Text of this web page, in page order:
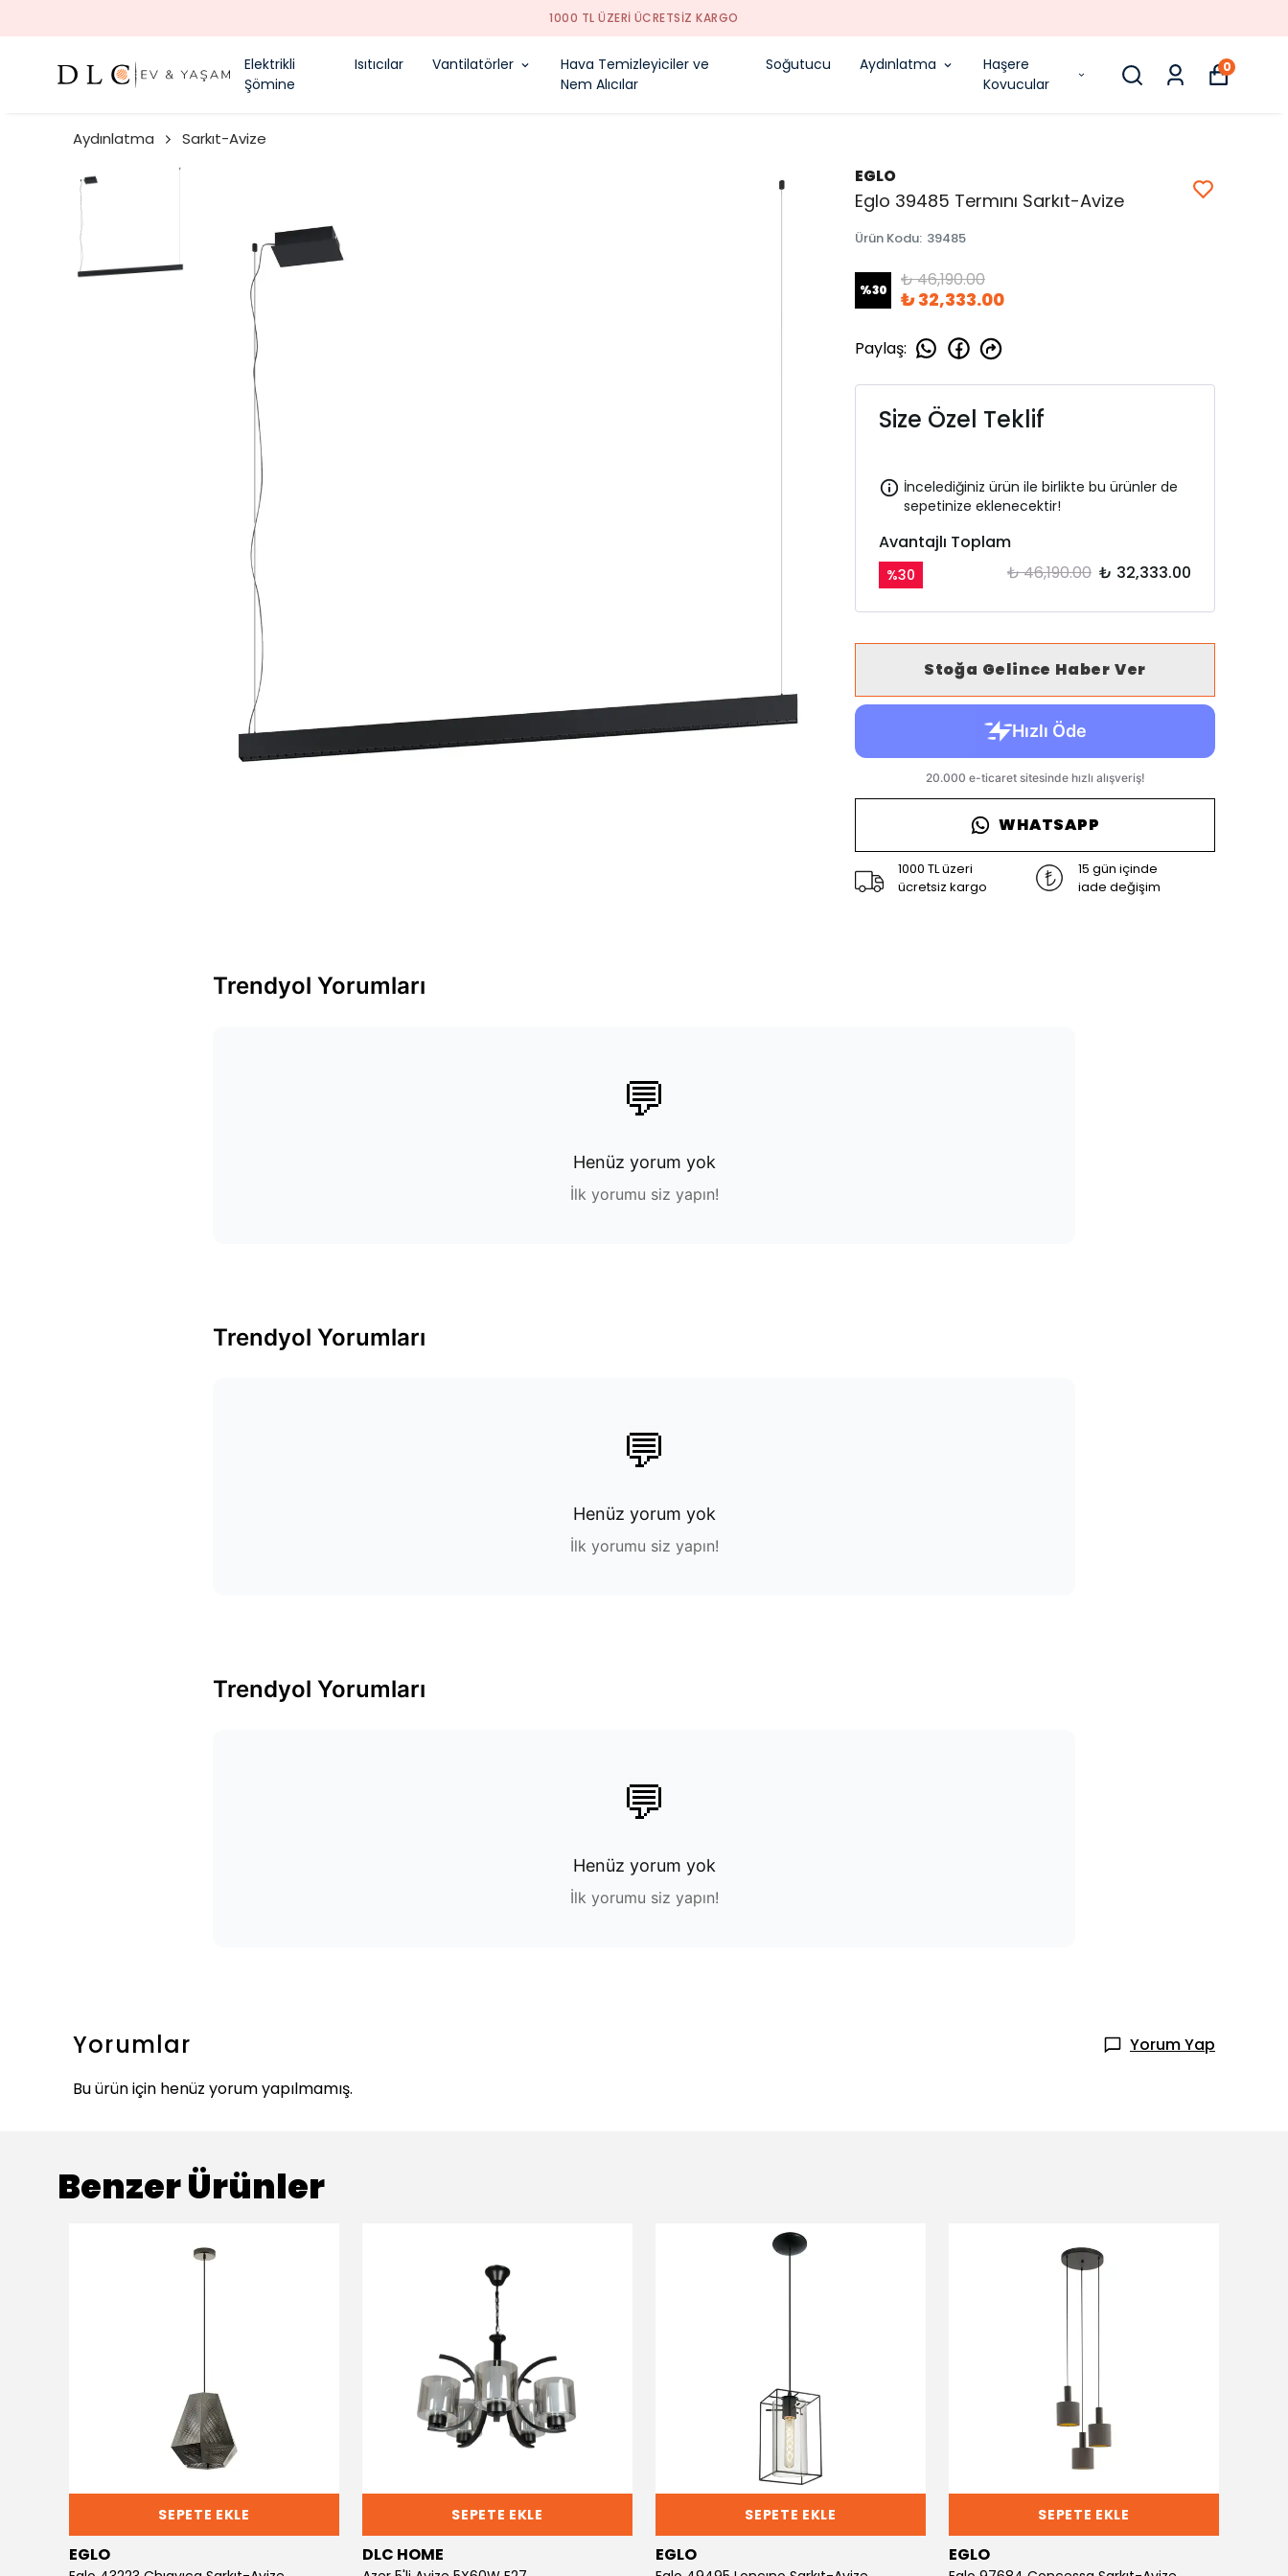
1000 TL ÜZERI ÜCRETSIZ KARGO
Elektrikli
Şömine
Isıtıcılar Vantilatörler
Hava Temizleyiciler ve
Nem Alıcılar
Soğutucu Aydınlatma
Haşere
Kovucular
0
Aydınlatma Sarkıt-Avize
EGLO
Eglo 39485 Termını Sarkıt-Avize
Ürün Kodu: 39485
%30 ₺ 46,190.00
₺ 32,333.00
Paylaş:
Size Özel Teklif
İncelediğiniz ürün ile birlikte bu ürünler de
sepetinize eklenecektir!
Avantajlı Toplam
%30 ₺ 46,190.00 ₺ 32,333.00
Stoğa Gelince Haber Ver
WHATSAPP
1000 TL üzeri
ücretsiz kargo
15 gün içinde
iade değişim
Trendyol Yorumları
💬
Henüz yorum yok
İlk yorumu siz yapın!
Trendyol Yorumları
💬
Henüz yorum yok
İlk yorumu siz yapın!
Trendyol Yorumları
💬
Henüz yorum yok
İlk yorumu siz yapın!
Yorumlar
Yorum Yap
Bu ürün için henüz yorum yapılmamış.
Benzer Ürünler
SEPETE EKLE
EGLO
SEPETE EKLE
DLC HOME
SEPETE EKLE
EGLO
SEPETE EKLE
EGLO